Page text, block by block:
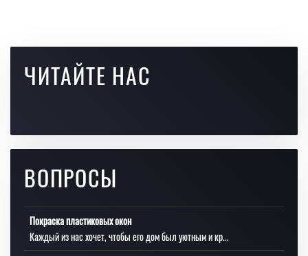
ЧИТАЙТЕ НАС
ВОПРОСЫ
Покраска пластиковых окон
Каждый из нас хочет, чтобы его дом был уютным и кр...